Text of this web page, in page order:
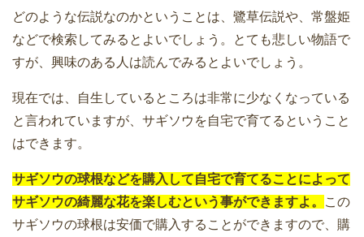
どのような伝説なのかということは、鷺草伝説や、常盤姫
などで検索してみるとよいでしょう。とても悲しい物語で
すが、興味のある人は読んでみるとよいでしょう。
現在では、自生しているところは非常に少なくなっている
と言われていますが、サギソウを自宅で育てるということ
はできます。
サギソウの球根などを購入して自宅で育てることによって
サギソウの綺麗な花を楽しむという事ができますよ。
この
サギソウの球根は安価で購入することができますので、購